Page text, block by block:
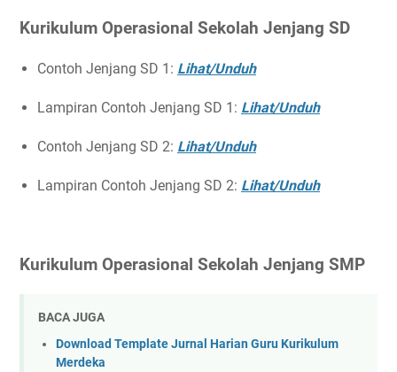
Kurikulum Operasional Sekolah Jenjang SD
Contoh Jenjang SD 1: Lihat/Unduh
Lampiran Contoh Jenjang SD 1: Lihat/Unduh
Contoh Jenjang SD 2: Lihat/Unduh
Lampiran Contoh Jenjang SD 2: Lihat/Unduh
Kurikulum Operasional Sekolah Jenjang SMP
BACA JUGA
Download Template Jurnal Harian Guru Kurikulum
Merdeka